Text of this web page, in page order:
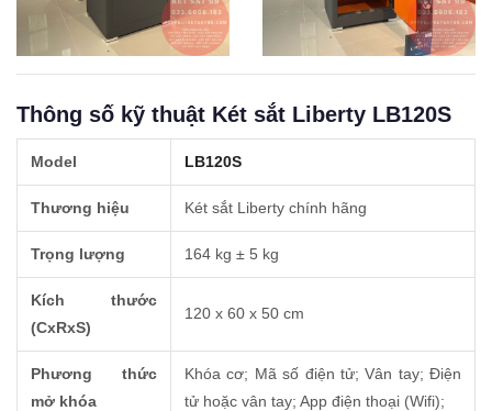
Thông số kỹ thuật Két sắt Liberty LB120S
Model LB120S
Thương hiệu Két sắt Liberty chính hãng
Trọng lượng 164 kg ± 5 kg
Kích thước
(CxRxS)
120 x 60 x 50 cm
Phương thức
mở khóa
Khóa cơ; Mã số điện tử; Vân tay; Điện
tử hoặc vân tay; App điện thoại (Wifi);